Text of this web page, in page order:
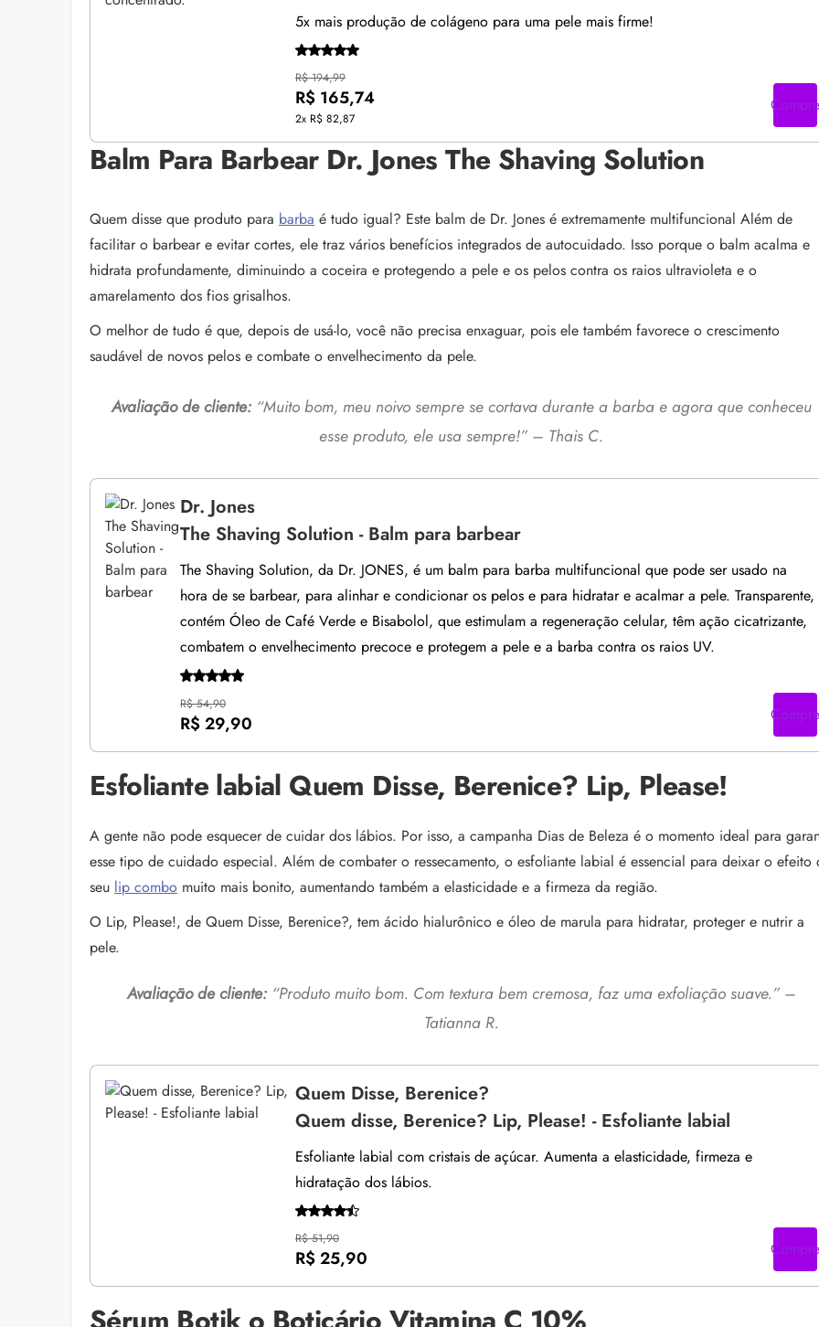
5x mais produção de colágeno para uma pele mais firme!
R$ 194,99
R$ 165,74
2x R$ 82,87
Compre
Balm Para Barbear Dr. Jones The Shaving Solution
Quem disse que produto para barba é tudo igual? Este balm de Dr. Jones é extremamente multifuncional Além de
facilitar o barbear e evitar cortes, ele traz vários benefícios integrados de autocuidado. Isso porque o balm acalma e
hidrata profundamente, diminuindo a coceira e protegendo a pele e os pelos contra os raios ultravioleta e o
amarelamento dos fios grisalhos.
O melhor de tudo é que, depois de usá-lo, você não precisa enxaguar, pois ele também favorece o crescimento
saudável de novos pelos e combate o envelhecimento da pele.
Avaliação de cliente:“Muito bom, meu noivo sempre se cortava durante a barba e agora que conheceu
esse produto, ele usa sempre!” – Thais C.
Dr. Jones
The Shaving Solution - Balm para barbear
The Shaving Solution, da Dr. JONES, é um balm para barba multifuncional que pode ser usado na
hora de se barbear, para alinhar e condicionar os pelos e para hidratar e acalmar a pele. Transparente,
contém Óleo de Café Verde e Bisabolol, que estimulam a regeneração celular, têm ação cicatrizante,
combatem o envelhecimento precoce e protegem a pele e a barba contra os raios UV.
R$ 54,90
R$ 29,90 Compre
Esfoliante labial Quem Disse, Berenice? Lip, Please!
A gente não pode esquecer de cuidar dos lábios. Por isso, a campanha Dias de Beleza é o momento ideal para
esse tipo de cuidado especial. Além de combater o ressecamento, o esfoliante labial é essencial para deixar o efeito
seu lip combo muito mais bonito, aumentando também a elasticidade e a firmeza da região.
O Lip, Please!, de Quem Disse, Berenice?, tem ácido hialurônico e óleo de marula para hidratar, proteger e nutrir a
pele.
Avaliação de cliente:“Produto muito bom. Com textura bem cremosa, faz uma exfoliação suave.” –
Tatianna R.
Quem Disse, Berenice?
Quem disse, Berenice? Lip, Please! - Esfoliante labial
Esfoliante labial com cristais de açúcar. Aumenta a elasticidade, firmeza e
hidratação dos lábios.
R$ 51,90
R$ 25,90 Compre